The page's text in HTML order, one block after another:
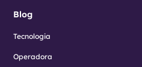
Blog
Tecnologia
Operadora